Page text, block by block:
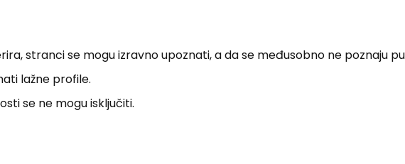
stranci se mogu izravno upoznati, a da se međusobno ne poznaju
lažne profile.
se ne mogu isključiti.